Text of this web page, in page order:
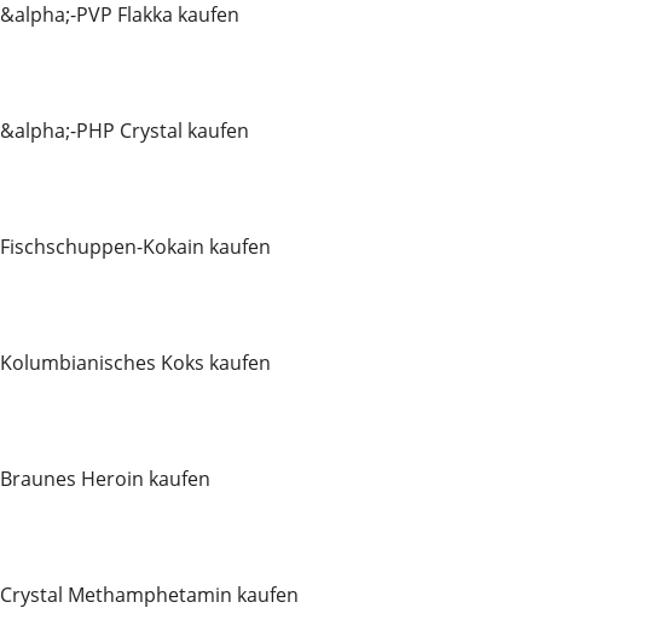
&alpha;-PVP Flakka kaufen
&alpha;-PHP Crystal kaufen
Fischschuppen-Kokain kaufen
Kolumbianisches Koks kaufen
Braunes Heroin kaufen
Crystal Methamphetamin kaufen